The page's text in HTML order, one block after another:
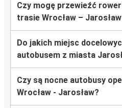
Czy mogę przewieźć
trasie Wrocław –
Do jakich miejsc
autobusem z miasta
Czy są nocne autobusy
Wrocław - Jarosław?